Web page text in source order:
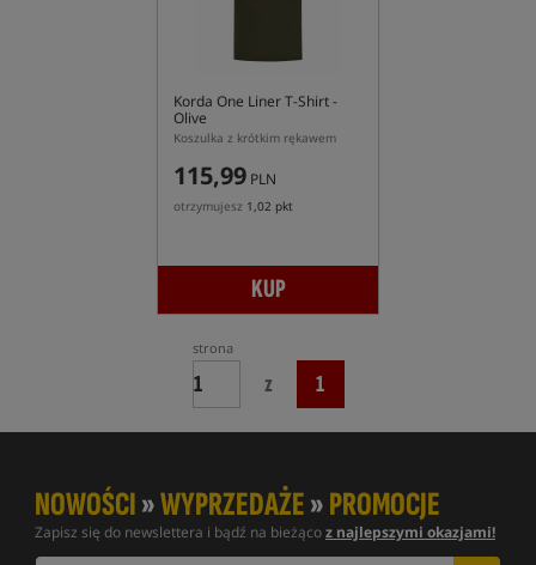
Korda One Liner T-Shirt -
Olive
Koszulka z krótkim rękawem
115,99 PLN
otrzymujesz 1,02 pkt
KUP
strona
z 1
NOWOŚCI»WYPRZEDAŻE»PROMOCJE
Zapisz się do newslettera i bądź na bieżącoz najlepszymi okazjami!